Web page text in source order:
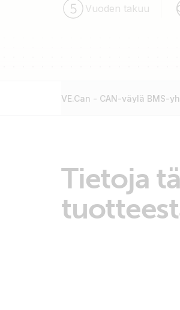
Vuoden takuu
VE.Can - CAN-väylä BMS-
Tietoja